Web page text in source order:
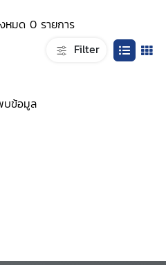
หมด 0 รายการ
Filter
บข้อมูล